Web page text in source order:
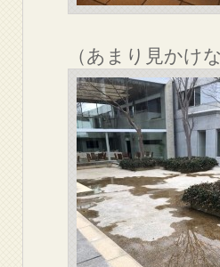
（あまり見かけ